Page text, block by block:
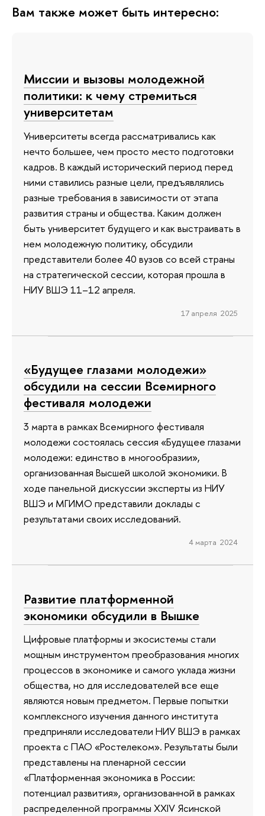
Вам также может быть интересно:
Миссии и вызовы молодежной
политики: к чему стремиться
университетам
Университеты всегда рассматривались как
нечто большее, чем просто место подготовки
кадров. В каждый исторический период перед
ними ставились разные цели, предъявлялись
разные требования в зависимости от этапа
развития страны и общества. Каким должен
быть университет будущего и как выстраивать в
нем молодежную политику, обсудили
представители более 40 вузов со всей страны
на стратегической сессии, которая прошла в
НИУ ВШЭ 11–12 апреля.
17 апреля 2025
«Будущее глазами молодежи»
обсудили на сессии Всемирного
фестиваля молодежи
3 марта в рамках Всемирного фестиваля
молодежи состоялась сессия «Будущее глазами
молодежи: единство в многообразии»,
организованная Высшей школой экономики. В
ходе панельной дискуссии эксперты из НИУ
ВШЭ и МГИМО представили доклады с
результатами своих исследований.
4 марта 2024
Развитие платформенной
экономики обсудили в Вышке
Цифровые платформы и экосистемы стали
мощным инструментом преобразования многих
процессов в экономике и самого уклада жизни
общества, но для исследователей все еще
являются новым предметом. Первые попытки
комплексного изучения данного института
предприняли исследователи НИУ ВШЭ в рамках
проекта с ПАО «Ростелеком». Результаты были
представлены на пленарной сессии
«Платформенная экономика в России:
потенциал развития», организованной в рамках
распределенной программы XXIV Ясинской